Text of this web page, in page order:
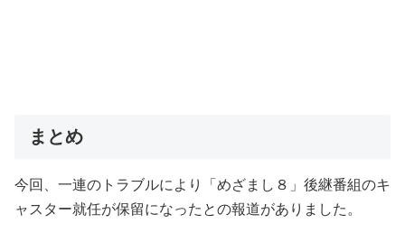
まとめ
今回、一連のトラブルにより「めざまし８」後継番組のキ
ャスター就任が保留になったとの報道がありました。